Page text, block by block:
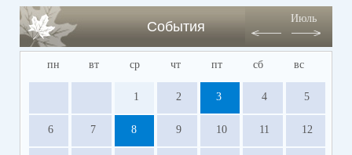
События
Июль
пн вт ср чт пт сб вс
1 2 3 4 5
6 7 8 9 10 11 12